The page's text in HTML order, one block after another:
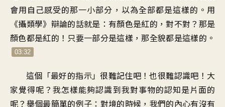
會用自己感受的那一小部分 ， 以為全部都是這樣的 。 用
《攝類學》辯論的話就是 ： 有顏色是紅的，對不對 ？ 那是
顏色都是紅的 ！ 只要一部分是這樣 ，那全貌都是這樣的 。
03:32
這個「最好的指示」很難記住吧 ！也很難認識吧！大
家覺得呢 ？我怎樣能夠認識到我對事物的認知是片面的
呢？ 舉個最簡單的例子 ： 對境的時候 ， 我們的內心有沒有